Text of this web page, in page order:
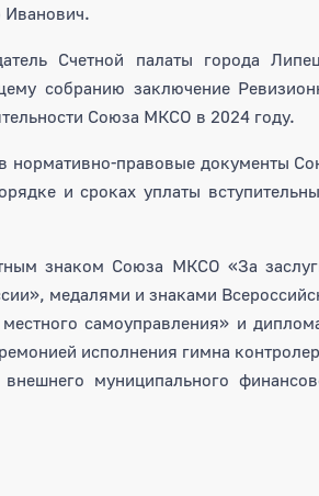
Иванович.
Счетной палаты города
собранию заключение
Союза МКСО в 2024 году.
нормативно-правовые документы
и сроках уплаты
знаком Союза МКСО «За
медалями и знаками
самоуправления» и
исполнения гимна
муниципального